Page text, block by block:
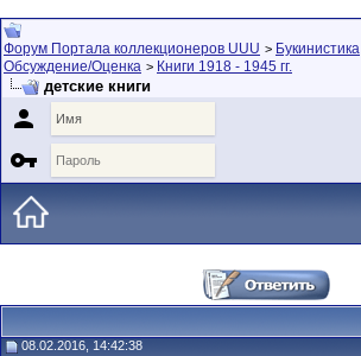
Форум Портала коллекционеров UUU > Букинистика
Обсуждение/Оценка > Книги 1918 - 1945 гг.
детские книги


08.02.2016, 14:42:38